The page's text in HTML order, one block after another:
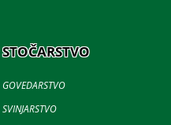
STOČARSTVO
GOVEDARSTVO
SVINJARSTVO